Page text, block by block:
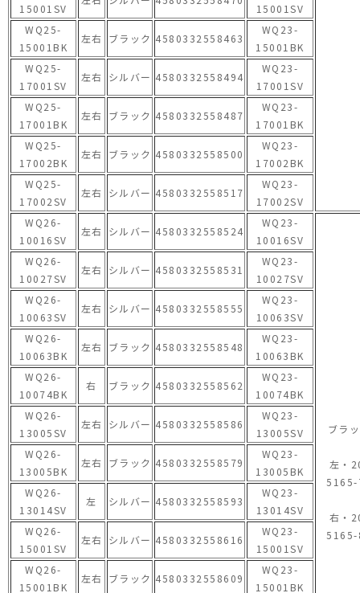
15001SV
15001SV
WQ25-
15001BK
左右 ブラック 4580332558463
WQ23-
15001BK
WQ25-
17001SV
左右 シルバー 4580332558494
WQ23-
17001SV
WQ25-
17001BK
左右 ブラック 4580332558487
WQ23-
17001BK
WQ25-
17002BK
左右 ブラック 4580332558500
WQ23-
17002BK
WQ25-
17002SV
左右 シルバー 4580332558517
WQ23-
17002SV
WQ26-
10016SV
左右 シルバー 4580332558524
WQ23-
10016SV
ブラ
左・
右・
WQ26-
10027SV
左右 シルバー 4580332558531
WQ23-
10027SV
WQ26-
10063SV
左右 シルバー 4580332558555
WQ23-
10063SV
WQ26-
10063BK
左右 ブラック 4580332558548
WQ23-
10063BK
WQ26-
10074BK
右 ブラック 4580332558562
WQ23-
10074BK
WQ26-
13005SV
左右 シルバー 4580332558586
WQ23-
13005SV
WQ26-
13005BK
左右 ブラック 4580332558579
WQ23-
13005BK
WQ26-
13014SV
左 シルバー 4580332558593
WQ23-
13014SV
WQ26-
15001SV
左右 シルバー 4580332558616
WQ23-
15001SV
WQ26-
15001BK
左右 ブラック 4580332558609
WQ23-
15001BK